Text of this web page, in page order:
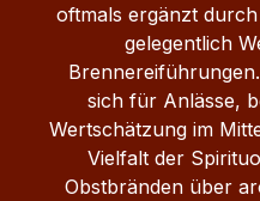
oftmals ergänzt
gelegentlich
sich für Anlässe,
Wertschätzung im
Vielfalt der
Obstbränden über